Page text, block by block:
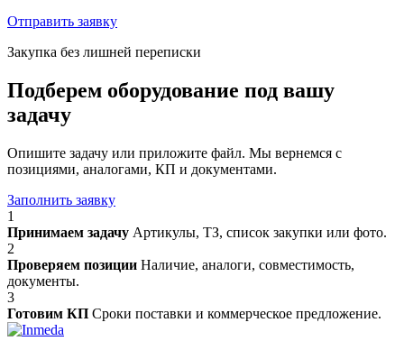
Отправить заявку
Закупка без лишней переписки
Подберем оборудование под вашу
задачу
Опишите задачу или приложите файл. Мы вернемся с
позициями, аналогами, КП и документами.
Заполнить заявку
1
Принимаем задачу Артикулы, ТЗ, список закупки или фото.
2
Проверяем позиции Наличие, аналоги, совместимость,
документы.
3
Готовим КП Сроки поставки и коммерческое предложение.